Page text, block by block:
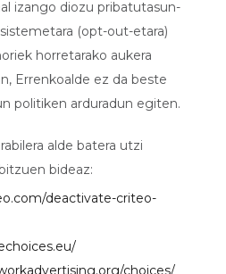
izango diozu pribatutasun-
(opt-out-etara)
horretarako aukera
Errenkoalde ez da beste
politiken arduradun egiten.
alde batera utzi
bideaz:
deactivate-criteo-
choices/